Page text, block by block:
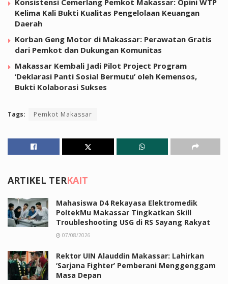
Kelima Kali Bukti Kualitas Pengelolaan Keuangan
Daerah
Korban Geng Motor di Makassar: Perawatan Gratis
dari Pemkot dan Dukungan Komunitas
Makassar Kembali Jadi Pilot Project Program
‘Deklarasi Panti Sosial Bermutu’ oleh Kemensos,
Bukti Kolaborasi Sukses
Tags: Pemkot Makassar
ARTIKEL TERKAIT
Mahasiswa D4 Rekayasa Elektromedik
PoltekMu Makassar Tingkatkan Skill
Troubleshooting USG di RS Sayang Rakyat
07/08/2026
Rektor UIN Alauddin Makassar: Lahirkan
‘Sarjana Fighter’ Pemberani Menggenggam
Masa Depan